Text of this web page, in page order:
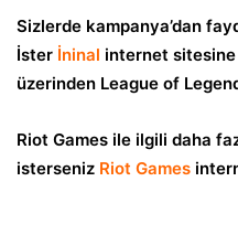
Sizlerde kampanya’dan
İster İninal internet
üzerinden League of
Riot Games ile ilgili daha
isterseniz Riot Games